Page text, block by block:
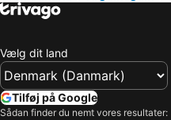
Vælg dit land
Tilføj på Google
Sådan finder du nemt vores resultater: